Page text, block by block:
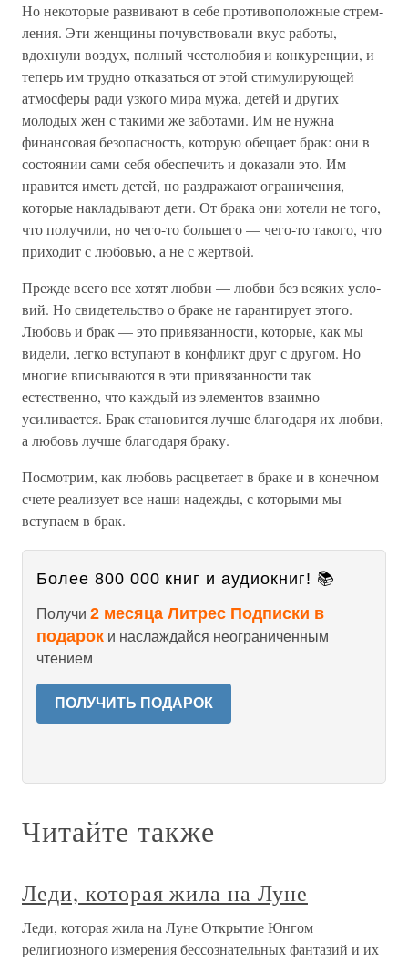
Но некоторые развивают в себе противоположные стрем­
ления. Эти женщины почувствовали вкус работы,
вдохнули воздух, полный честолюбия и конкуренции, и
теперь им трудно отказаться от этой стимулирующей
атмосферы ради узкого мира мужа, детей и других
молодых жен с такими же заботами. Им не нужна
финансовая безопасность, которую обещает брак: они в
состоянии сами себя обеспечить и до­казали это. Им
нравится иметь детей, но раздражают огра­ничения,
которые накладывают дети. От брака они хотели не того,
что получили, но чего-то большего — чего-то тако­го, что
приходит с любовью, а не с жертвой.
Прежде всего все хотят любви — любви без всяких усло­
вий. Но свидетельство о браке не гарантирует этого.
Любовь и брак — это привязанности, которые, как мы
видели, легко вступают в конфликт друг с другом. Но
многие вписываются в эти привязанности так
естественно, что каждый из эле­ментов взаимно
усиливается. Брак становится лучше благо­даря их любви,
а любовь лучше благодаря браку.
Посмотрим, как любовь расцветает в браке и в конеч­ном
счете реализует все наши надежды, с которыми мы
вступаем в брак.
Более 800 000 книг и аудиокниг! 📚
Получи 2 месяца Литрес Подписки в
подарок и наслаждайся неограниченным
чтением
ПОЛУЧИТЬ ПОДАРОК
Читайте также
Леди, которая жила на Луне
Леди, которая жила на Луне Открытие Юнгом
религиозного измерения бессознательных фантазий и их